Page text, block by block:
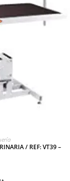
/ REF: VT39 –